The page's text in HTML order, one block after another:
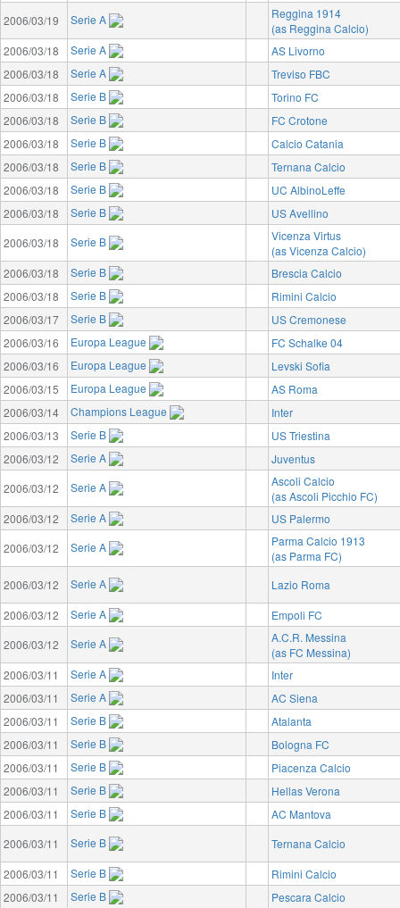
2006/03/19 Serie A
Reggina 1914
(as Reggina Calcio)
2006/03/18
Serie A
AS Livorno
2006/03/18
Serie A
Treviso FBC
2006/03/18
Serie B
Torino FC
2006/03/18
Serie B
FC Crotone
2006/03/18
Serie B
Calcio Catania
2006/03/18
Serie B
Ternana Calcio
2006/03/18
Serie B
UC AlbinoLeffe
2006/03/18
Serie B
US Avellino
2006/03/18
Serie B
Vicenza Virtus
(as Vicenza Calcio)
2006/03/18
Serie B
Brescia Calcio
2006/03/18
Serie B
Rimini Calcio
2006/03/17
Serie B
US Cremonese
2006/03/16
Europa League
FC Schalke 04
2006/03/16
Europa League
Levski Sofia
2006/03/15
Europa League
AS Roma
2006/03/14
Champions League
Inter
2006/03/13
Serie B
US Triestina
2006/03/12
Serie A
Juventus
2006/03/12
Serie A
Ascoli Calcio
(as Ascoli Picchio FC)
2006/03/12
Serie A
US Palermo
2006/03/12
Serie A
Parma Calcio 1913
(as Parma FC)
2006/03/12
Serie A
Lazio Roma
2006/03/12
Serie A
Empoli FC
2006/03/12
Serie A
A.C.R. Messina
(as FC Messina)
2006/03/11
Serie A
Inter
2006/03/11
Serie A
AC Siena
2006/03/11
Serie B
Atalanta
2006/03/11
Serie B
Bologna FC
2006/03/11
Serie B
Piacenza Calcio
2006/03/11
Serie B
Hellas Verona
2006/03/11
Serie B
AC Mantova
2006/03/11
Serie B
Ternana Calcio
2006/03/11
Serie B
Rimini Calcio
2006/03/11
Serie B
Pescara Calcio